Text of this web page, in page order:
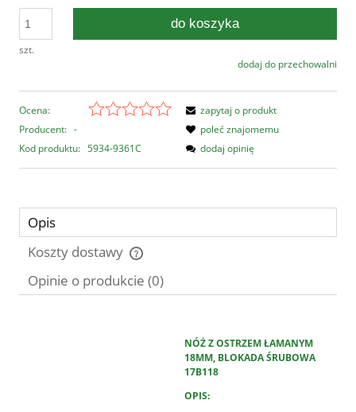
szt.
do koszyka
dodaj do przechowalni
Ocena:
Producent: -
Kod produktu: 5934-9361C
zapytaj o produkt
poleć znajomemu
dodaj opinię
Opis
Koszty dostawy
Cena nie zawiera ewentualnych kosztów płatności
Opinie o produkcie (0)
NÓŻ Z OSTRZEM ŁAMANYM
18MM, BLOKADA ŚRUBOWA
17B118
OPIS: